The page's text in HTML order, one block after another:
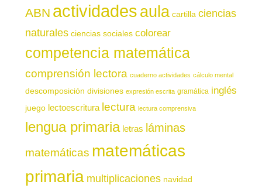
ABN actividadesaula cartilla ciencias
naturales ciencias sociales colorear
competencia matemática
comprensión lectora cuaderno actividades cálculo mental
descomposición divisiones expresión escrita gramática inglés
juego lectoescritura lectura lectura comprensiva
lengua primaria letras láminas
matemáticas matemáticas
primaria multiplicaciones navidad